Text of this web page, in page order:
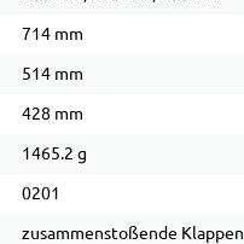
714 mm
514 mm
428 mm
1465.2 g
0201
zusammenstoßende Klappen